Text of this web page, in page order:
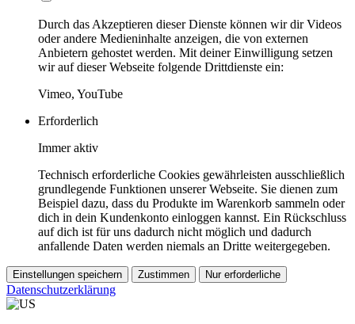
Durch das Akzeptieren dieser Dienste können wir dir Videos
oder andere Medieninhalte anzeigen, die von externen
Anbietern gehostet werden. Mit deiner Einwilligung setzen
wir auf dieser Webseite folgende Drittdienste ein:
Vimeo, YouTube
Erforderlich
Immer aktiv
Technisch erforderliche Cookies gewährleisten ausschließlich
grundlegende Funktionen unserer Webseite. Sie dienen zum
Beispiel dazu, dass du Produkte im Warenkorb sammeln oder
dich in dein Kundenkonto einloggen kannst. Ein Rückschluss
auf dich ist für uns dadurch nicht möglich und dadurch
anfallende Daten werden niemals an Dritte weitergegeben.
Einstellungen speichern Zustimmen Nur erforderliche
Datenschutzerklärung